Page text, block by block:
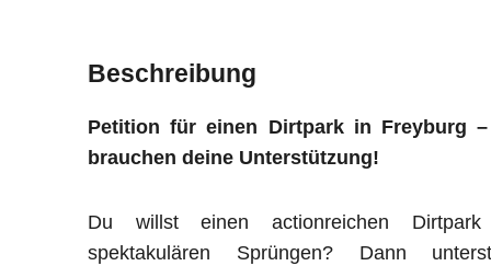
Beschreibung
Petition für einen Dirtpark in Freyburg
brauchen deine Unterstützung!
Du willst einen actionreichen
spektakulären Sprüngen? Dann